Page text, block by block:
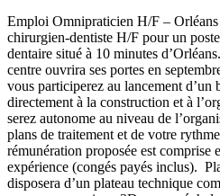
Emploi Omnipraticien H/F –
chirurgien-dentiste H/F pour un
dentaire situé à 10 minutes
centre ouvrira ses portes en
vous participerez au lancement d’un
directement à la construction et à
serez autonome au niveau de
plans de traitement et de votre
rémunération proposée est comprise
expérience (congés payés inclus).
disposera d’un plateau technique